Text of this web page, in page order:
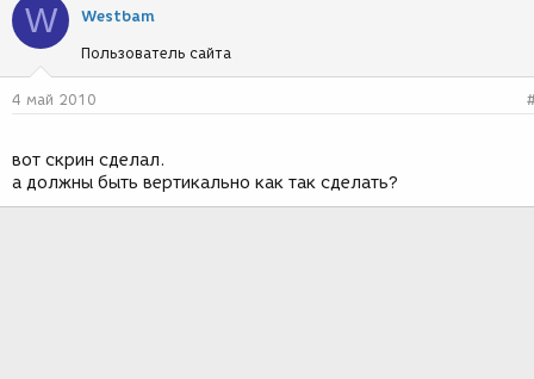
W Westbam
Пользователь сайта
4 май 2010
вот скрин сделал.
а должны быть вертикально как так сделать?